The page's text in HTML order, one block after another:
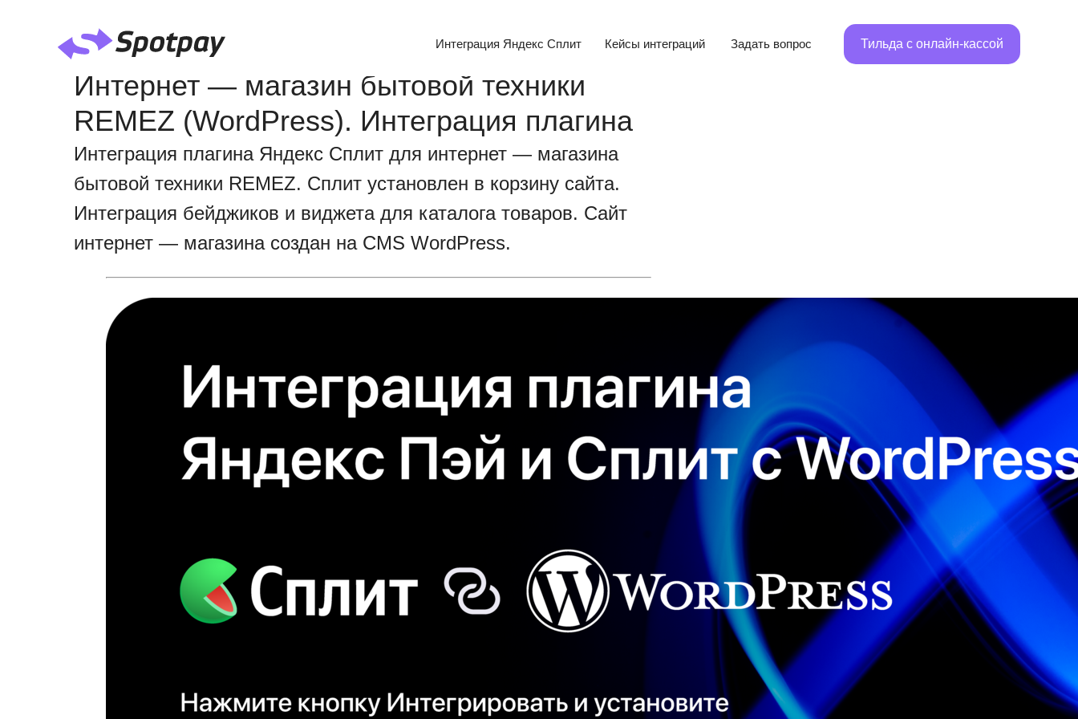
Тильда с онлайн-кассой
Кейсы интеграций
Интеграция Яндекс Сплит Задать вопрос
Интернет — магазин бытовой техники
REMEZ (WordPress). Интеграция плагина
Интеграция плагина Яндекс Сплит для интернет — магазина
бытовой техники REMEZ. Сплит установлен в корзину сайта.
Интеграция бейджиков и виджета для каталога товаров. Сайт
интернет — магазина создан на CMS WordPress.